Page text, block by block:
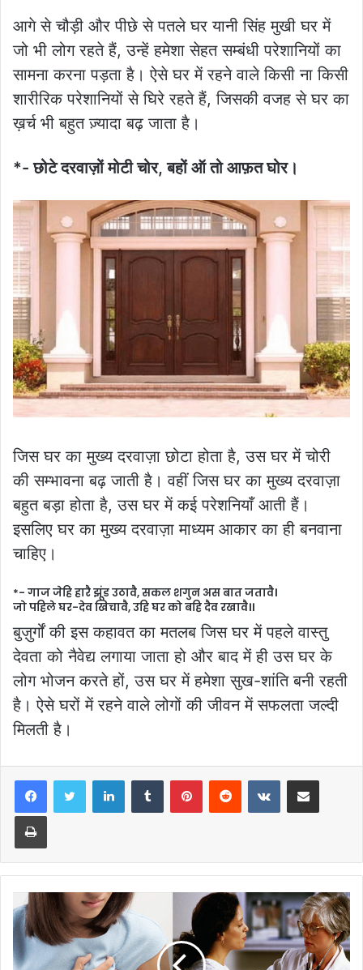
आगे से चौड़ी और पीछे से पतले घर यानी सिंह मुखी घर में
जो भी लोग रहते हैं, उन्हें हमेशा सेहत सम्बंधी परेशानियों का
सामना करना पड़ता है। ऐसे घर में रहने वाले किसी ना किसी
शारीरिक परेशानियों से घिरे रहते हैं, जिसकी वजह से घर का
ख़र्च भी बहुत ज़्यादा बढ़ जाता है।
*- छोटे दरवाज़ों मोटी चोर, बहों ऑ तो आफ़त घोर।
जिस घर का मुख्य दरवाज़ा छोटा होता है, उस घर में चोरी
की सम्भावना बढ़ जाती है। वहीं जिस घर का मुख्य दरवाज़ा
बहुत बड़ा होता है, उस घर में कई परेशनियाँ आती हैं।
इसलिए घर का मुख्य दरवाज़ा माध्यम आकार का ही बनवाना
चाहिए।
*- गाज जेहि हारै झूंड उठावै, सकल शगुन अस बात जतावै।
जो पहिले घर-देव खिचावै, उहि घर को बहि दैव रखावै।।
बुज़ुर्गों की इस कहावत का मतलब जिस घर में पहले वास्तु
देवता को नैवेद्य लगाया जाता हो और बाद में ही उस घर के
लोग भोजन करते हों, उस घर में हमेशा सुख-शांति बनी रहती
है। ऐसे घरों में रहने वाले लोगों की जीवन में सफलता जल्दी
मिलती है।
LinkedInTumblr PinterestReddit VKontakteShare via Email
Print